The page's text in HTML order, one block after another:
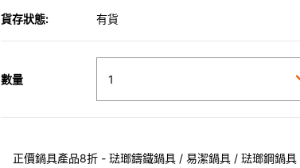
貨存狀態: 有貨
數量
正價鍋具產品8折 - 琺瑯鑄鐵鍋具 / 易潔鍋具 / 琺瑯鋼鍋